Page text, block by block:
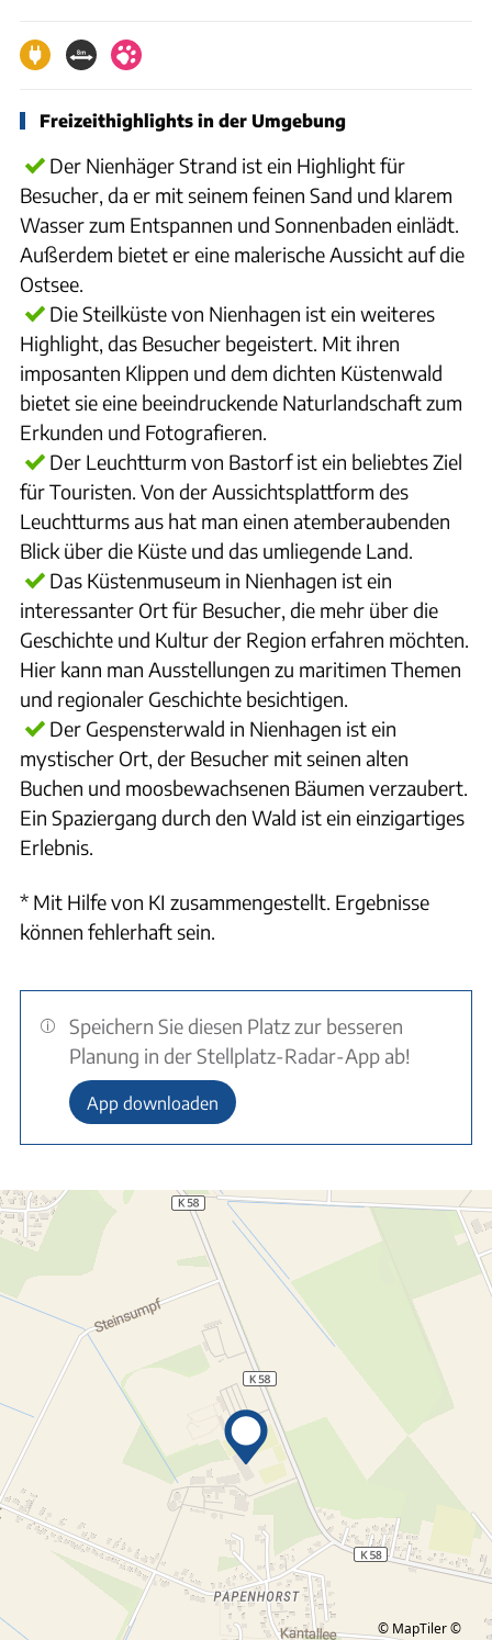
Freizeithighlights in der Umgebung
Der Nienhäger Strand ist ein Highlight für
Besucher, da er mit seinem feinen Sand und klarem
Wasser zum Entspannen und Sonnenbaden einlädt.
Außerdem bietet er eine malerische Aussicht auf die
Ostsee.
Die Steilküste von Nienhagen ist ein weiteres
Highlight, das Besucher begeistert. Mit ihren
imposanten Klippen und dem dichten Küstenwald
bietet sie eine beeindruckende Naturlandschaft zum
Erkunden und Fotografieren.
Der Leuchtturm von Bastorf ist ein beliebtes Ziel
für Touristen. Von der Aussichtsplattform des
Leuchtturms aus hat man einen atemberaubenden
Blick über die Küste und das umliegende Land.
Das Küstenmuseum in Nienhagen ist ein
interessanter Ort für Besucher, die mehr über die
Geschichte und Kultur der Region erfahren möchten.
Hier kann man Ausstellungen zu maritimen Themen
und regionaler Geschichte besichtigen.
Der Gespensterwald in Nienhagen ist ein
mystischer Ort, der Besucher mit seinen alten
Buchen und moosbewachsenen Bäumen verzaubert.
Ein Spaziergang durch den Wald ist ein einzigartiges
Erlebnis.
* Mit Hilfe von KI zusammengestellt. Ergebnisse
können fehlerhaft sein.
Speichern Sie diesen Platz zur besseren
Planung in der Stellplatz-Radar-App ab!
App downloaden
© MapTiler ©